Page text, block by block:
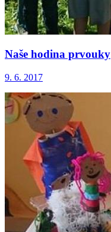
Naše hodina prvouky
9. 6. 2017